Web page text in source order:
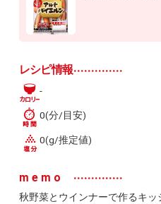
レシピ情報
-
0(分/目安)
0(g/推定値)
memo
秋野菜とウインナーで作るキ